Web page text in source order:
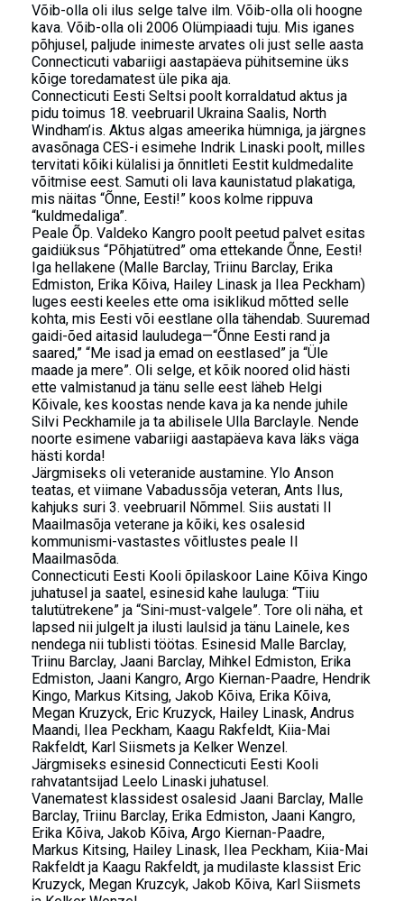
Võib-olla oli ilus selge talve ilm. Võib-olla oli hoogne
kava. Võib-olla oli 2006 Olümpiaadi tuju. Mis iganes
põhjusel, paljude inimeste arvates oli just selle aasta
Connecticuti vabariigi aastapäeva pühitsemine üks
kõige toredamatest üle pika aja.
Connecticuti Eesti Seltsi poolt korraldatud aktus ja
pidu toimus 18. veebruaril Ukraina Saalis, North
Windham’is. Aktus algas ameerika hümniga, ja järgnes
avasõnaga CES-i esimehe Indrik Linaski poolt, milles
tervitati kõiki külalisi ja õnnitleti Eestit kuldmedalite
võitmise eest. Samuti oli lava kaunistatud plakatiga,
mis näitas “Õnne, Eesti!” koos kolme rippuva
“kuldmedaliga”.
Peale Õp. Valdeko Kangro poolt peetud palvet esitas
gaidiüksus “Põhjatütred” oma ettekande Õnne, Eesti!
Iga hellakene (Malle Barclay, Triinu Barclay, Erika
Edmiston, Erika Kõiva, Hailey Linask ja Ilea Peckham)
luges eesti keeles ette oma isiklikud mõtted selle
kohta, mis Eesti või eestlane olla tähendab. Suuremad
gaidi-õed aitasid lauludega—“Õnne Eesti rand ja
saared,” “Me isad ja emad on eestlased” ja “Üle
maade ja mere”. Oli selge, et kõik noored olid hästi
ette valmistanud ja tänu selle eest läheb Helgi
Kõivale, kes koostas nende kava ja ka nende juhile
Silvi Peckhamile ja ta abilisele Ulla Barclayle. Nende
noorte esimene vabariigi aastapäeva kava läks väga
hästi korda!
Järgmiseks oli veteranide austamine. Ylo Anson
teatas, et viimane Vabadussõja veteran, Ants Ilus,
kahjuks suri 3. veebruaril Nõmmel. Siis austati II
Maailmasõja veterane ja kõiki, kes osalesid
kommunismi-vastastes võitlustes peale II
Maailmasõda.
Connecticuti Eesti Kooli õpilaskoor Laine Kõiva Kingo
juhatusel ja saatel, esinesid kahe lauluga: “Tiiu
talutütrekene” ja “Sini-must-valgele”. Tore oli näha, et
lapsed nii julgelt ja ilusti laulsid ja tänu Lainele, kes
nendega nii tublisti töötas. Esinesid Malle Barclay,
Triinu Barclay, Jaani Barclay, Mihkel Edmiston, Erika
Edmiston, Jaani Kangro, Argo Kiernan-Paadre, Hendrik
Kingo, Markus Kitsing, Jakob Kõiva, Erika Kõiva,
Megan Kruzyck, Eric Kruzyck, Hailey Linask, Andrus
Maandi, Ilea Peckham, Kaagu Rakfeldt, Kiia-Mai
Rakfeldt, Karl Siismets ja Kelker Wenzel.
Järgmiseks esinesid Connecticuti Eesti Kooli
rahvatantsijad Leelo Linaski juhatusel.
Vanematest klassidest osalesid Jaani Barclay, Malle
Barclay, Triinu Barclay, Erika Edmiston, Jaani Kangro,
Erika Kõiva, Jakob Kõiva, Argo Kiernan-Paadre,
Markus Kitsing, Hailey Linask, Ilea Peckham, Kiia-Mai
Rakfeldt ja Kaagu Rakfeldt, ja mudilaste klassist Eric
Kruzyck, Megan Kruzcyk, Jakob Kõiva, Karl Siismets